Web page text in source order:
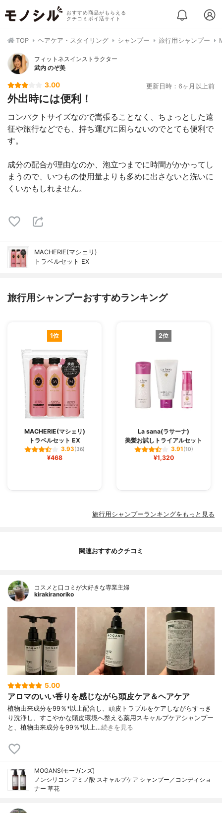
おすすめ商品がもらえる
クチコミポイ活サイト
TOP ヘアケア・スタイリング シャンプー 旅行用シャンプー
フィットネスインストラクター
武内 のぞ美
3.00 更新日時：6ヶ月以上前
外出時には便利！
コンパクトサイズなので嵩張ることなく、ちょっとした遠
征や旅行などでも、持ち運びに困らないのでとても便利で
す。
成分の配合が理由なのか、泡立つまでに時間がかかってし
まうので、いつもの使用量よりも多めに出さないと洗いに
くいかもしれません。
MACHERIE(マシェリ)
トラベルセット EX
旅行用シャンプーおすすめランキング
1位
MACHERIE(マシェリ)
トラベルセット EX
3.93(36)
¥468
2位
La sana(ラサーナ)
美髪お試しトライアルセット
3.91(10)
¥1,320
旅行用シャンプーランキングをもっと見る
関連おすすめクチコミ
コスメと口コミが大好きな専業主婦
kirakiranoriko
5.00
アロマのいい香りを感じながら頭皮ケア＆ヘアケア
植物由来成分を99％*以上配合し、頭皮トラブルをケアしながらすっき
り洗浄し、すこやかな頭皮環境へ整える薬用スキャルプケアシャンプー
と、植物由来成分を99％*以上…続きを見る
MOGANS(モーガンズ)
ノンシリコン アミノ酸 スキャルプケア シャンプー／コンディショ
ナー 草花